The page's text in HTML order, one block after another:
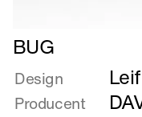
Læs
mere
om
BUG
BUG
Design
Producent